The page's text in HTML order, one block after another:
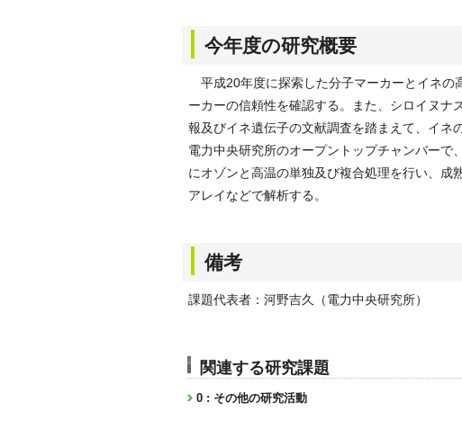
今年度の研究概要
平成20年度に探索した分子マーカーとイネの
ーカーの信頼性を確認する。また、シロイヌ
報及びイネ遺伝子の文献調査を踏まえて、イネ
電力中央研究所のオープントップチャンバーで
にオゾンと高温の単独及び複合処理を行い、成
アレイなどで解析する。
備考
課題代表者：河野吉久（電力中央研究所）
関連する研究課題
0 : その他の研究活動